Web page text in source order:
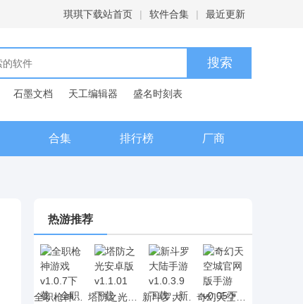
琪琪下载站首页 | 软件合集 | 最近更新
石墨文档 天工编辑器
盛名时刻表
合集 排行榜 厂商
热游推荐
全职枪神游戏 v1.0.7下载，全职枪神竖版射击手游下载 新斗罗大陆手游 v1.0.3.9下载，新斗罗大陆动漫卡牌手游下载